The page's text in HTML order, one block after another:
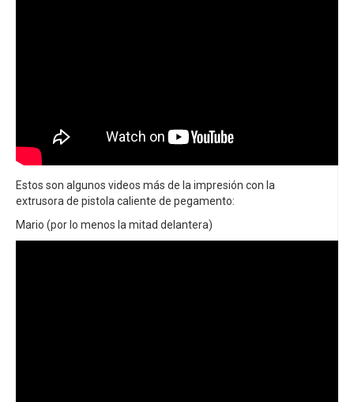
Estos son algunos videos más de la impresión con la
extrusora de pistola caliente de pegamento:
Mario (por lo menos la mitad delantera)